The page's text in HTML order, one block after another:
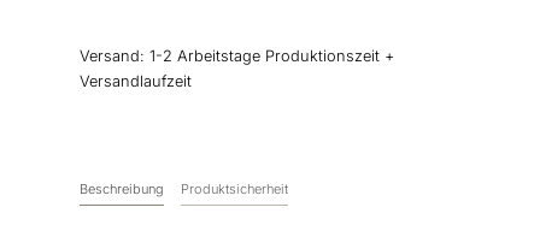
Versand: 1-2 Arbeitstage Produktionszeit +
Versandlaufzeit
Beschreibung Produktsicherheit